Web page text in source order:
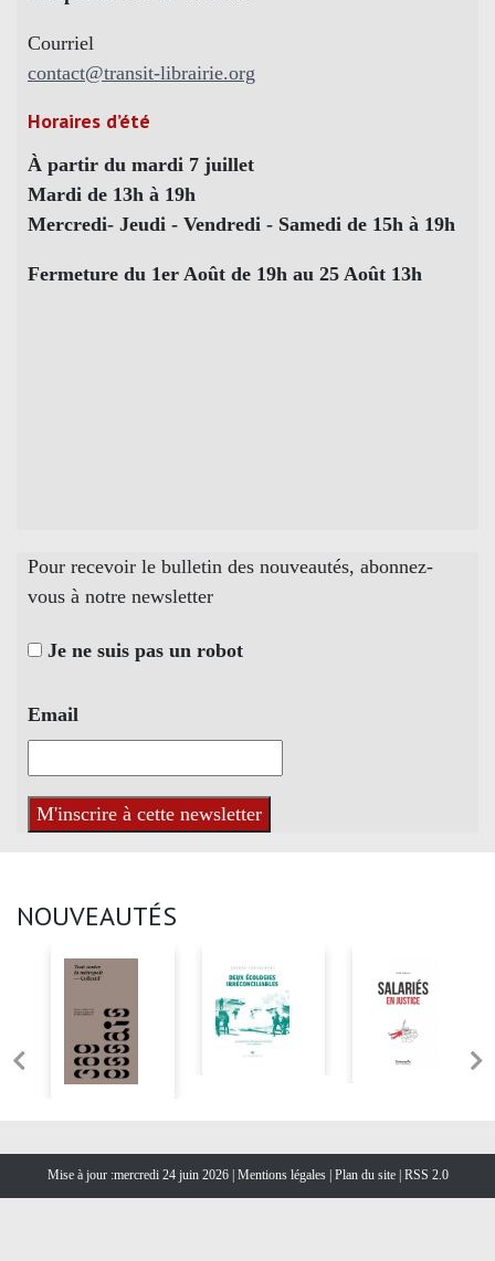
Courriel
contact@transit-librairie.org
Horaires d’été
À partir du mardi 7 juillet
Mardi de 13h à 19h
Mercredi- Jeudi - Vendredi - Samedi de 15h à 19h
Fermeture du 1er Août de 19h au 25 Août 13h
Pour recevoir le bulletin des nouveautés, abonnez-
vous à notre newsletter
Je ne suis pas un robot
Email
NOUVEAUTÉS
Mise à jour :mercredi 24 juin 2026 | Mentions légales | Plan du site |RSS 2.0